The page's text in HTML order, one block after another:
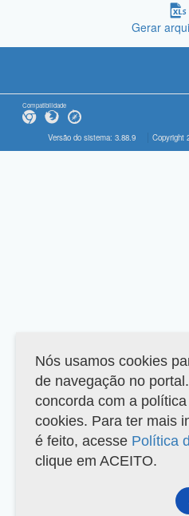
Gerar
Compatibilidade
Versão do sistema: 3.88.9 Copyright
Nós usamos cookies
de navegação no
concorda com a
cookies. Para ter mais
é feito, acesse Política
clique em ACEITO.